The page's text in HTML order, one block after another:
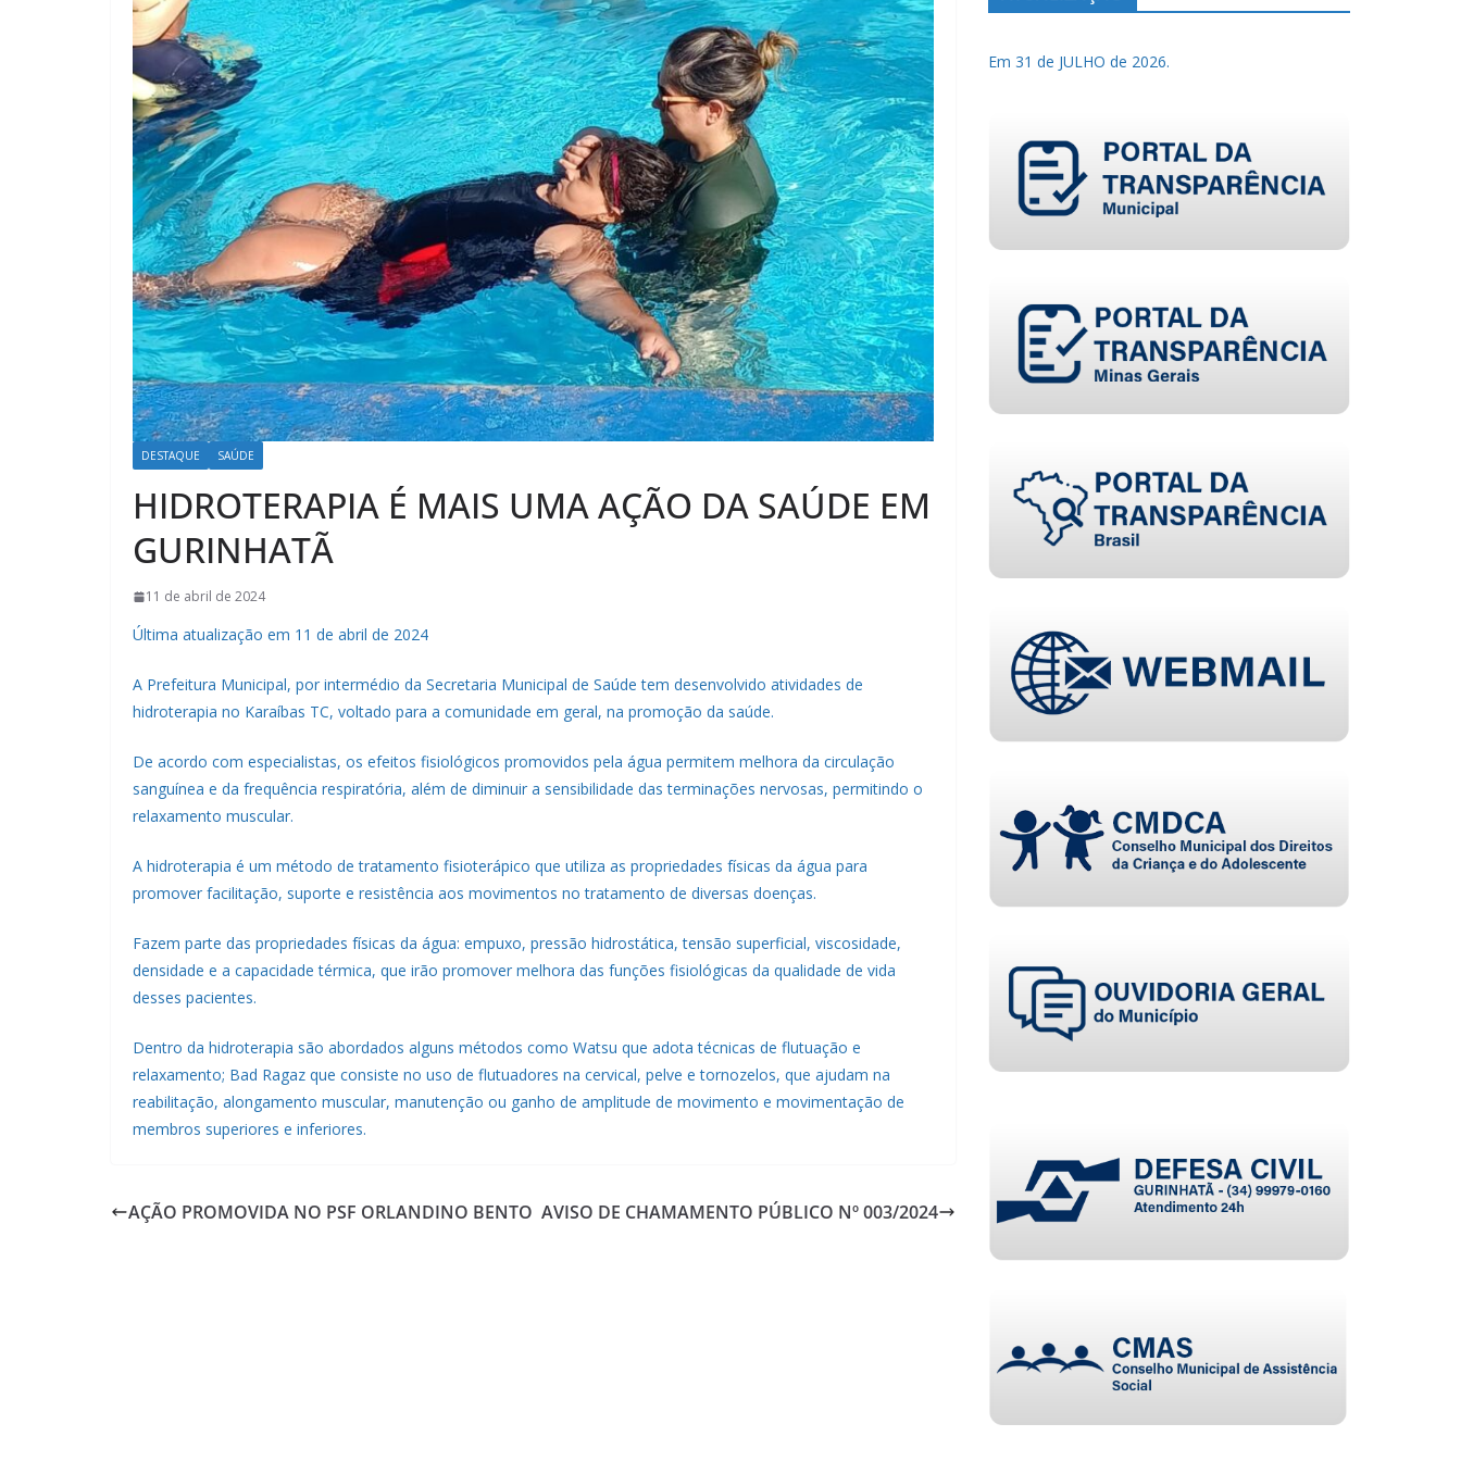
DESTAQUE SAÚDE
HIDROTERAPIA É MAIS UMA AÇÃO DA SAÚDE EM
GURINHATÃ
11 de abril de 2024
Última atualização em 11 de abril de 2024
A Prefeitura Municipal, por intermédio da Secretaria Municipal de Saúde tem desenvolvido atividades de
hidroterapia no Karaíbas TC, voltado para a comunidade em geral, na promoção da saúde.
De acordo com especialistas, os efeitos fisiológicos promovidos pela água permitem melhora da circulação
sanguínea e da frequência respiratória, além de diminuir a sensibilidade das terminações nervosas, permitindo o
relaxamento muscular.
A hidroterapia é um método de tratamento fisioterápico que utiliza as propriedades físicas da água para
promover facilitação, suporte e resistência aos movimentos no tratamento de diversas doenças.
Fazem parte das propriedades físicas da água: empuxo, pressão hidrostática, tensão superficial, viscosidade,
densidade e a capacidade térmica, que irão promover melhora das funções fisiológicas da qualidade de vida
desses pacientes.
Dentro da hidroterapia são abordados alguns métodos como Watsu que adota técnicas de flutuação e
relaxamento; Bad Ragaz que consiste no uso de flutuadores na cervical, pelve e tornozelos, que ajudam na
reabilitação, alongamento muscular, manutenção ou ganho de amplitude de movimento e movimentação de
membros superiores e inferiores.
AÇÃO PROMOVIDA NO PSF ORLANDINO BENTO AVISO DE CHAMAMENTO PÚBLICO Nº 003/2024
Em 31 de JULHO de 2026.